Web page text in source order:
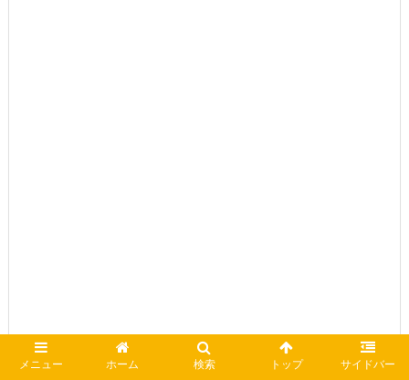
メニュー ホーム 検索 トップ サイドバー